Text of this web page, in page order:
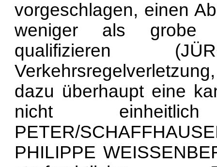
vorgeschlagen, einen
weniger als grobe
qualifizieren
dazu überhaupt eine
nicht
PETER/
PHILIPPE